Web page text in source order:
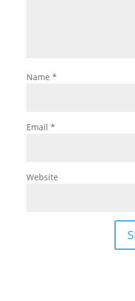
Name *
Email *
Website